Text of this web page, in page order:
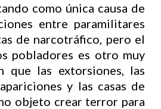
como única causa de
entre paramilitares
de narcotráfico, pero el
pobladores es otro muy
que las extorsiones, las
y las casas de
objeto crear terror para